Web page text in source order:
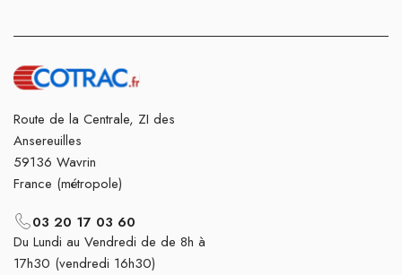
Route de la Centrale, ZI des
Ansereuilles
59136 Wavrin
France (métropole)
03 20 17 03 60
Du Lundi au Vendredi de de 8h à
17h30 (vendredi 16h30)